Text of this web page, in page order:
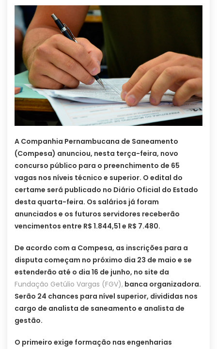
A Companhia Pernambucana de Saneamento
(Compesa) anunciou, nesta terça-feira, novo
concurso público para o preenchimento de 65
vagas nos níveis técnico e superior. O edital do
certame será publicado no Diário Oficial do Estado
desta quarta-feira. Os salários já foram
anunciados e os futuros servidores receberão
vencimentos entre R$ 1.844,51 e R$ 7.480.
De acordo com a Compesa, as inscrições para a
disputa começam no próximo dia 23 de maio e se
estenderão até o dia 16 de junho, no site da
Fundação Getúlio Vargas (FGV), banca organizadora.
Serão 24 chances para nível superior, divididas nos
cargo de analista de saneamento e analista de
gestão.
O primeiro exige formação nas engenharias